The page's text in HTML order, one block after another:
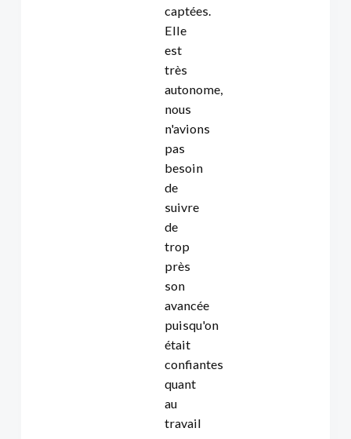
captées.
Elle
est
très
autonome,
nous
n'avions
pas
besoin
de
suivre
de
trop
près
son
avancée
puisqu'on
était
confiantes
quant
au
travail